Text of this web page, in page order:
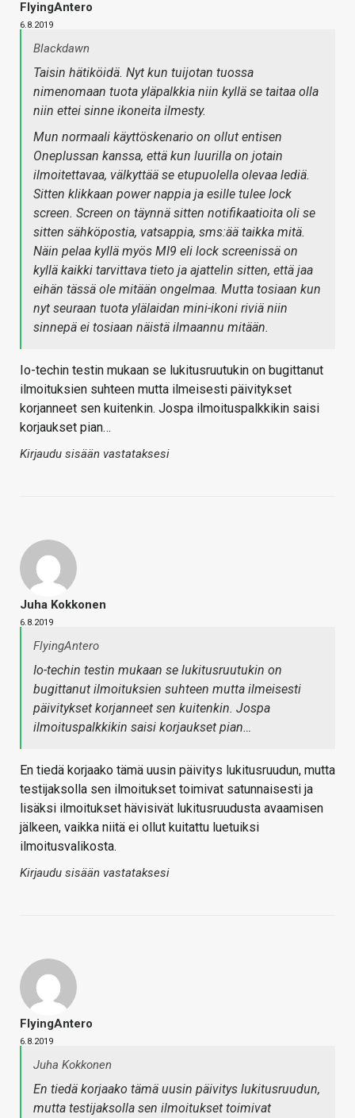
FlyingAntero
6.8.2019
Blackdawn
Taisin hätiköidä. Nyt kun tuijotan tuossa
nimenomaan tuota yläpalkkia niin kyllä se taitaa olla
niin ettei sinne ikoneita ilmesty.
Mun normaali käyttöskenario on ollut entisen
Oneplussan kanssa, että kun luurilla on jotain
ilmoitettavaa, välkyttää se etupuolella olevaa lediä.
Sitten klikkaan power nappia ja esille tulee lock
screen. Screen on täynnä sitten notifikaatioita oli se
sitten sähköpostia, vatsappia, sms:ää taikka mitä.
Näin pelaa kyllä myös MI9 eli lock screenissä on
kyllä kaikki tarvittava tieto ja ajattelin sitten, että jaa
eihän tässä ole mitään ongelmaa. Mutta tosiaan kun
nyt seuraan tuota ylälaidan mini-ikoni riviä niin
sinnepä ei tosiaan näistä ilmaannu mitään.
Io-techin testin mukaan se lukitusruutukin on bugittanut
ilmoituksien suhteen mutta ilmeisesti päivitykset
korjanneet sen kuitenkin. Jospa ilmoituspalkkikin saisi
korjaukset pian…
Kirjaudu sisään vastataksesi
Juha Kokkonen
6.8.2019
FlyingAntero
Io-techin testin mukaan se lukitusruutukin on
bugittanut ilmoituksien suhteen mutta ilmeisesti
päivitykset korjanneet sen kuitenkin. Jospa
ilmoituspalkkikin saisi korjaukset pian…
En tiedä korjaako tämä uusin päivitys lukitusruudun, mutta
testijaksolla sen ilmoitukset toimivat satunnaisesti ja
lisäksi ilmoitukset hävisivät lukitusruudusta avaamisen
jälkeen, vaikka niitä ei ollut kuitattu luetuiksi
ilmoitusvalikosta.
Kirjaudu sisään vastataksesi
FlyingAntero
6.8.2019
Juha Kokkonen
En tiedä korjaako tämä uusin päivitys lukitusruudun,
mutta testijaksolla sen ilmoitukset toimivat